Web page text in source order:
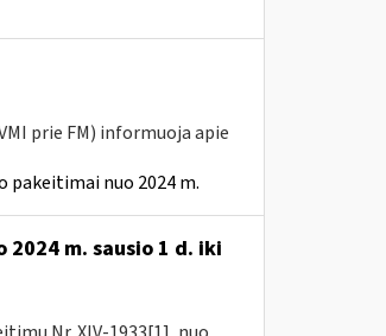
prie FM) informuoja apie
pakeitimai nuo 2024 m.
m. sausio 1 d. iki